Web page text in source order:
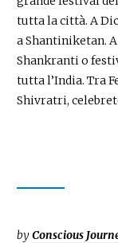
tutta la città. A
a Shantiniketan.
Shankranti o
tutta l’India. Tra
Shivratri,
byConscious